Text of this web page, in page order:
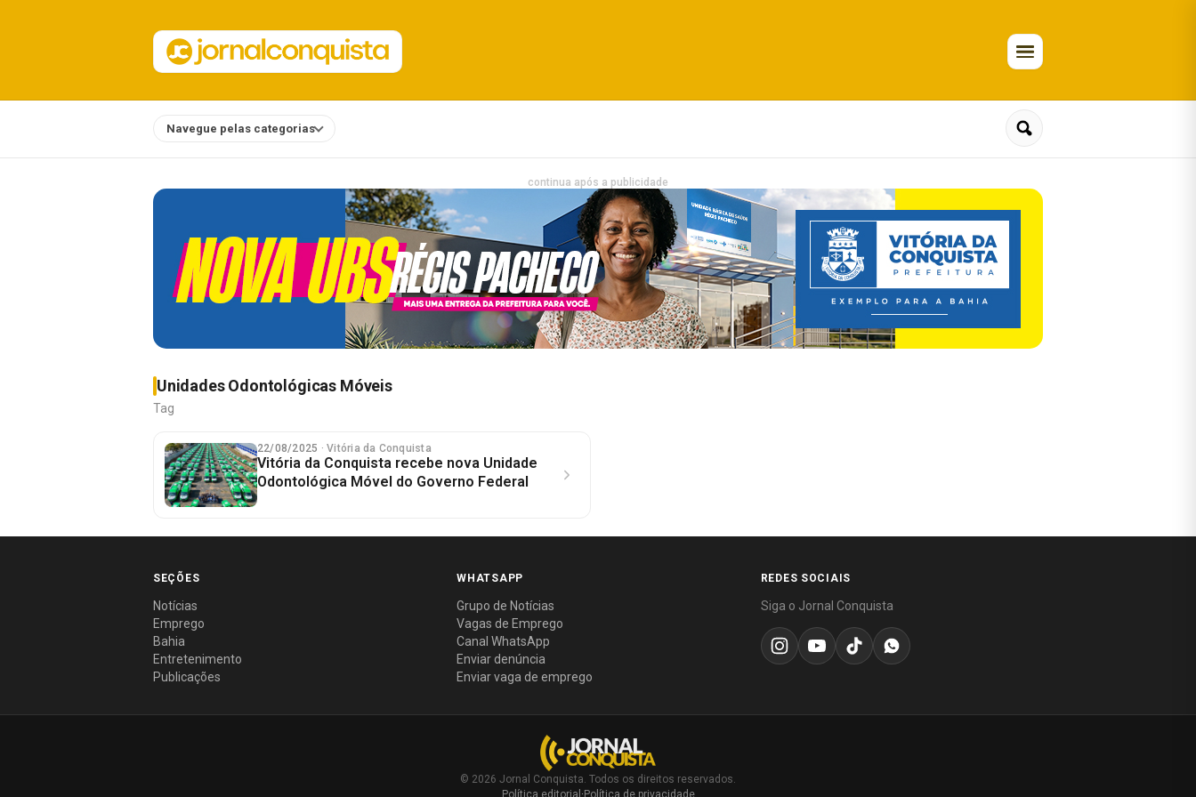
Navegue pelas categorias
continua após a publicidade
Unidades Odontológicas Móveis
Tag
22/08/2025 · Vitória da Conquista
Vitória da Conquista recebe nova Unidade
Odontológica Móvel do Governo Federal
SEÇÕES
Notícias
Emprego
Bahia
Entretenimento
Publicações
WHATSAPP
Grupo de Notícias
Vagas de Emprego
Canal WhatsApp
Enviar denúncia
Enviar vaga de emprego
REDES SOCIAIS
Siga o Jornal Conquista
© 2026 Jornal Conquista. Todos os direitos reservados.
Política editorial · Política de privacidade